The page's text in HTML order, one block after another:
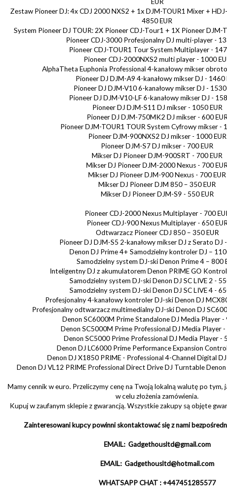
EUR
Zestaw Pioneer DJ: 4x CDJ 2000 NXS2 + 1x DJM-TOUR1 Mixer +
4850 EUR
System Pioneer DJ TOUR: 2X Pioneer CDJ-Tour1 + 1X Pioneer DJM-
Pioneer CDJ-3000 Profesjonalny DJ multi-player -
Pioneer CDJ-TOUR1 Tour System Multiplayer -
Pioneer CDJ-2000NXS2 multi player - 1000
AlphaTheta Euphonia Professional 4-kanałowy mikser
Pioneer DJ DJM-A9 4-kanałowy mikser DJ - 1460
Pioneer DJ DJM-V10 6-kanałowy mikser DJ - 1530
Pioneer DJ DJM-V10-LF 6-kanałowy mikser DJ -
Pioneer DJ DJM-S11 DJ mikser - 1050 EUR
Pioneer DJ DJM-750MK2 DJ mikser - 600
Pioneer DJM-TOUR1 TOUR System Cyfrowy mikser -
Pioneer DJM-900NXS2 DJ mikser - 1000 EUR
Pioneer DJM-S7 DJ mikser - 700 EUR
Mikser DJ Pioneer DJM-900SRT - 700 EUR
Mikser DJ Pioneer DJM-2000 Nexus - 700
Mikser DJ Pioneer DJM-900 Nexus - 700 EUR
Mikser DJ Pioneer DJM 850 – 350 EUR
Mikser DJ Pioneer DJM-S9 - 550 EUR
Pioneer CDJ-2000 Nexus Multiplayer - 700
Pioneer CDJ-900 Nexus Multiplayer - 650
Odtwarzacz Pioneer CDJ 850 – 350 EUR
Pioneer DJ DJM-S5 2-kanałowy mikser DJ z Serato DJ
Denon DJ Prime 4+ Samodzielny kontroler DJ –
Samodzielny system DJ-ski Denon Prime 4 – 800
Inteligentny DJ z akumulatorem Denon PRIME GO
Samodzielny system DJ-ski Denon DJ SC LIVE 2 -
Samodzielny system DJ-ski Denon DJ SC LIVE 4 -
Profesjonalny 4-kanałowy kontroler DJ-ski Denon DJ
Profesjonalny odtwarzacz multimedialny DJ-ski Denon DJ
Denon SC6000M Prime Standalone DJ Media Player -
Denon SC5000M Prime Professional DJ Media Player -
Denon SC5000 Prime Professional DJ Media Player -
Denon DJ LC6000 Prime Performance Expansion
Denon DJ X1850 PRIME - Professional 4-Channel Digital
Denon DJ VL12 PRIME Professional Direct Drive DJ Turntable
Mamy cennik w euro. Przeliczymy cenę na Twoją lokalną walutę po tym,
w celu złożenia zamówienia.
Kupuj w zaufanym sklepie z gwarancją. Wszystkie zakupy są objęte
Zainteresowani kupcy powinni skontaktować się z nami
EMAIL: Gadgethousltd@gmail.com
EMAIL: Gadgethousltd@hotmail.com
WHATSAPP CHAT : +447451285577